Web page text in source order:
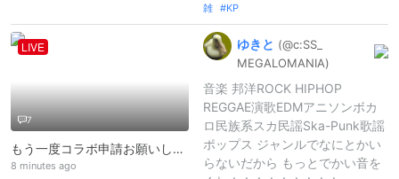
雑
KP
LIVE
7
もう一度コラボ申請お願いします！ばぐっちゃいました
8 minutes ago
ゆきと (@c:SS_
MEGALOMANIA)
音楽 邦洋ROCK HIPHOP
REGGAE演歌EDMアニソンボカ
ロ民族系スカ民謡Ska-Punk歌謡
ポップス ジャンルでなにとかい
らないだから もっとでかい音を